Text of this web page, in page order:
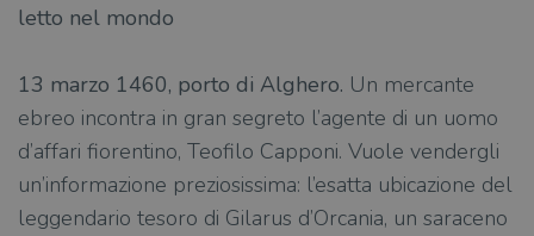
letto nel mondo
13 marzo 1460, porto di Alghero. Un mercante
ebreo incontra in gran segreto l’agente di un uomo
d’affari fiorentino, Teofilo Capponi. Vuole vendergli
un’informazione preziosissima: l’esatta ubicazione del
leggendario tesoro di Gilarus d’Orcania, un saraceno